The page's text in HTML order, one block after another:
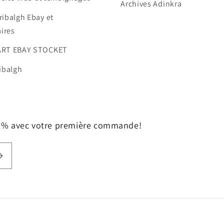
Ebay et
EBAY STOCKET
Archives Adinkra
avec votre première commande!